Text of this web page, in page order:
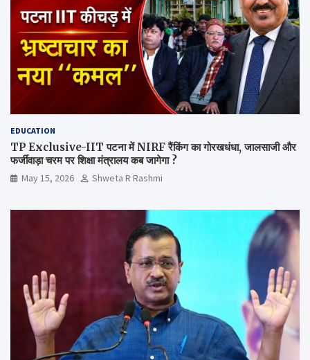
EDUCATION
TP Exclusive-IIT पटना में NIRF रैंकिंग का गोरखधंधा, जालसाजी और
फर्जीवाड़ा चरम पर शिक्षा मंत्रालय कब जागेगा ?
May 15, 2026 Shweta R Rashmi